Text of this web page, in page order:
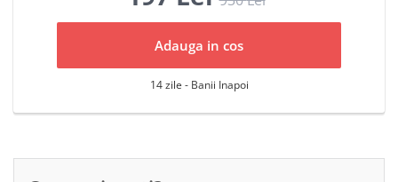
Adauga in cos
14 zile - Banii Inapoi